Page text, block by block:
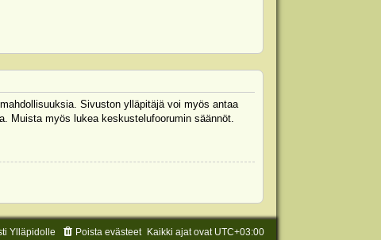
Sivuston ylläpitäjä voi myös antaa
Muista myös lukea keskustelufoorumin säännöt.
Kaikki ajat ovat UTC+03:00
Poista evästeet
Ylläpidolle